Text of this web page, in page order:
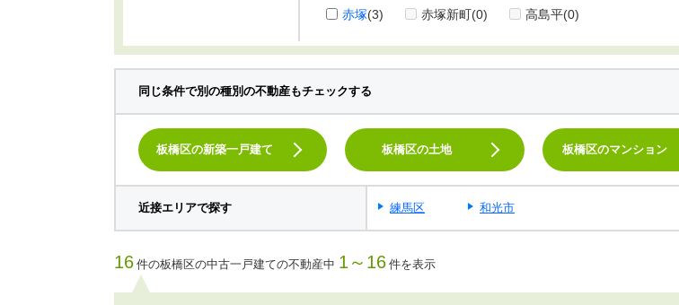
赤塚(3) 赤塚新町(0) 高島平(0)
同じ条件で別の種別の不動産もチェックする
板橋区の新築一戸建て 板橋区の土地 板橋区のマンション
近接エリアで探す 練馬区 和光市
16 件の板橋区の中古一戸建ての不動産中 1～16 件を表示